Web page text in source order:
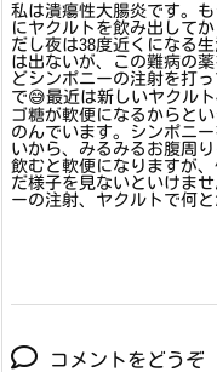
私は潰瘍性大腸炎です。
にヤクルトを飲み出して
だし夜は38度近くになる
は出ないが、この難病の
どシンポニーの注射を打
で😅最近は新しいヤクル
ゴ糖が軟便になるからと
のんでいます。シンポニ
いから、みるみるお腹周
飲むと軟便になりますが
だ様子を見ないといけま
ーの注射、ヤクルトで何
コメントをどうぞ